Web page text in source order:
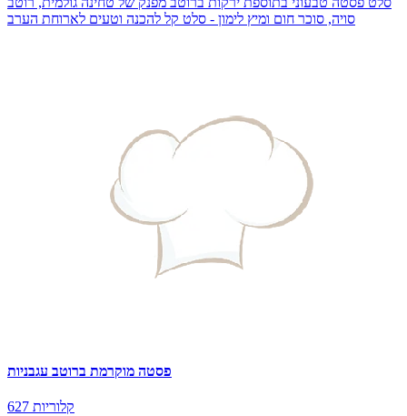
סויה, סוכר חום ומיץ לימון - סלט קל להכנה וטעים לארוחת הערב
פסטה מוקרמת ברוטב עגבניות
627 קלוריות